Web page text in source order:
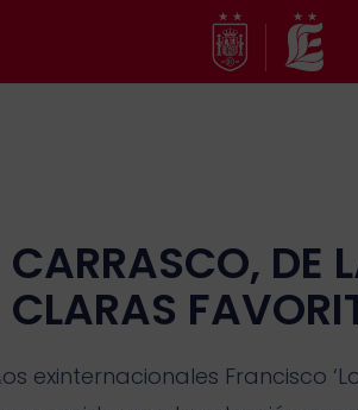
CARRASCO, DE
CLARAS
L os exinternacionales Francisco